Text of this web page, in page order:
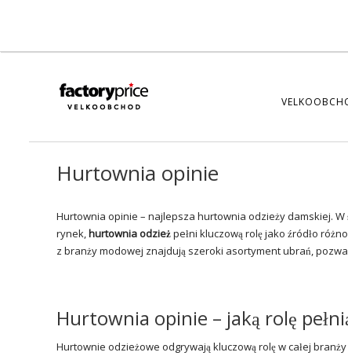
Hurtownia opinie
Hurtownia opinie – najlepsza hurtownia odzieży damskiej.
rynek,hurtownia odzieżpełni kluczową rolę jako źródło
z branży modowej znajdują szeroki asortyment ubrań,
Hurtownia opinie – jaką rolę
Hurtownie odzieżowe odgrywają kluczową rolę w całej